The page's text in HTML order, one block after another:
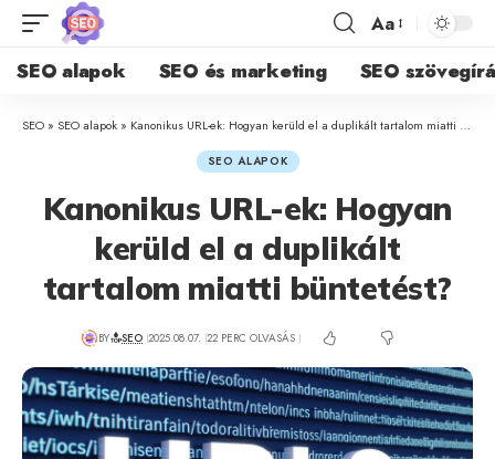
Aa
SEO alapok SEO és marketing SEO
SEO » SEO alapok » Kanonikus URL-ek: Hogyan kerüld el a duplikált tartalom miatti büntetést?
SEO ALAPOK
Kanonikus URL-ek: Hogyan
kerüld el a duplikált
tartalom miatti büntetést?
BY SEO 2025.08.07. 22 PERC OLVASÁS